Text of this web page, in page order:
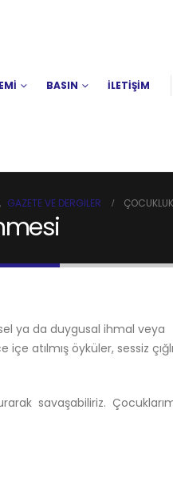
BASIN İLETİŞİM
, GAZETE VE DERGILER
ya da duygusal ihmal veya
atılmış öyküler, sessiz
savaşabiliriz.